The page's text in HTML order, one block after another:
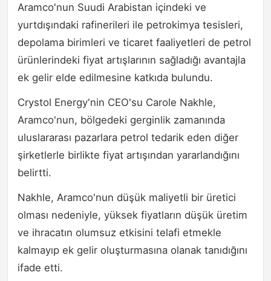
Aramco'nun Suudi Arabistan içindeki ve
yurtdışındaki rafinerileri ile petrokimya tesisleri,
depolama birimleri ve ticaret faaliyetleri de petrol
ürünlerindeki fiyat artışlarının sağladığı avantajla
ek gelir elde edilmesine katkıda bulundu.
Crystol Energy'nin CEO'su Carole Nakhle,
Aramco'nun, bölgedeki gerginlik zamanında
uluslararası pazarlara petrol tedarik eden diğer
şirketlerle birlikte fiyat artışından yararlandığını
belirtti.
Nakhle, Aramco'nun düşük maliyetli bir üretici
olması nedeniyle, yüksek fiyatların düşük üretim
ve ihracatın olumsuz etkisini telafi etmekle
kalmayıp ek gelir oluşturmasına olanak tanıdığını
ifade etti.